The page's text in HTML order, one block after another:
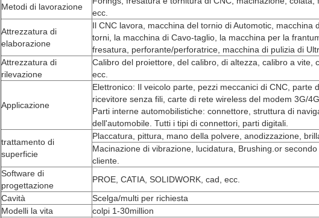
Metodi di lavorazione
ecc.
Attrezzatura di
elaborazione
Il CNC lavora, macchina del tornio di Automotic, macchina
torni, la macchina di Cavo-taglio, la macchina per la
fresatura, perforante/perforatrice, macchina di pulizia di
Attrezzatura di
rilevazione
Calibro del proiettore, del calibro, di altezza, calibro a vite,
ecc.
Applicazione
Elettronico: Il veicolo parte, pezzi meccanici di CNC, parte
ricevitore senza fili, carte di rete wireless del modem 3G/
Parti interne automobilistiche: connettore, struttura di
dell'automobile. Tutti i tipi di connettori, parti digitali.
trattamento di
superficie
Placcatura, pittura, mano della polvere, anodizzazione,
Macinazione di vibrazione, lucidatura, Brushing.or
cliente.
Software di
progettazione
PROE, CATIA, SOLIDWORK, cad, ecc.
Cavità
Scelga/multi per richiesta
Modelli la vita
colpi 1-30million